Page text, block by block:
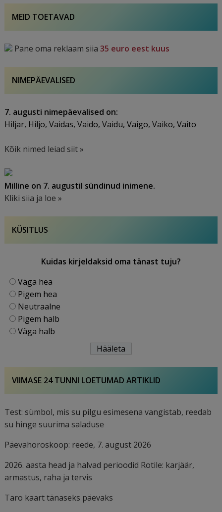
MEID TOETAVAD
Pane oma reklaam siia35 euro eest kuus
NIMEPÄEVALISED
7. augusti nimepäevalised on:
Hiljar, Hiljo, Vaidas, Vaido, Vaidu, Vaigo, Vaiko, Vaito
Kõik nimed leiad siit »
Milline on 7. augustil sündinud inimene.
Kliki siia ja loe »
KÜSITLUS
Kuidas kirjeldaksid oma tänast tuju?
Väga hea
Pigem hea
Neutraalne
Pigem halb
Väga halb
VIIMASE 24 TUNNI LOETUMAD ARTIKLID
Test: sümbol, mis su pilgu esimesena vangistab, reedab
su hinge suurima saladuse
Päevahoroskoop: reede, 7. august 2026
2026. aasta head ja halvad perioodid Rotile: karjäär,
armastus, raha ja tervis
Taro kaart tänaseks päevaks